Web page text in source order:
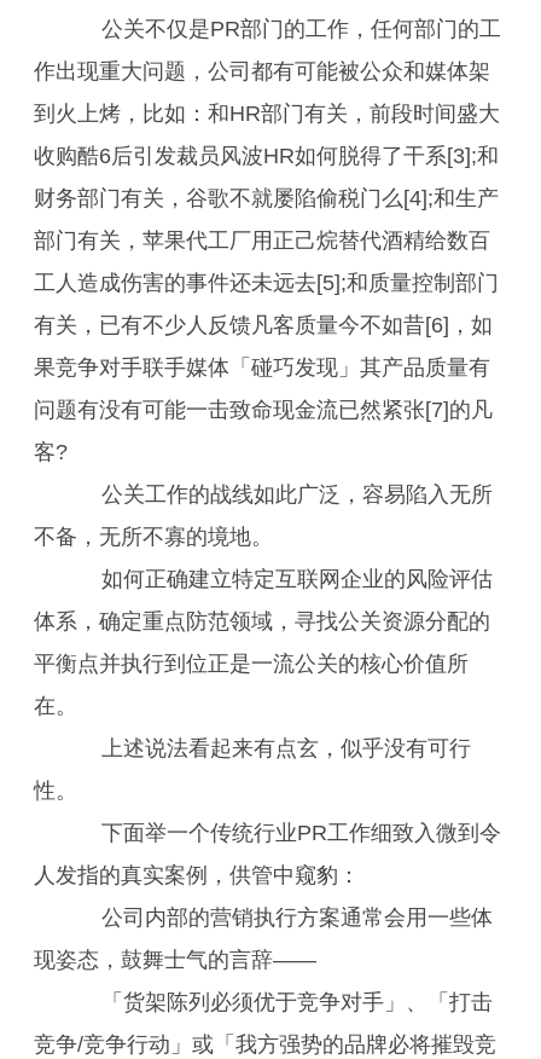
公关不仅是PR部门的工作，任何部门的工
作出现重大问题，公司都有可能被公众和媒体架
到火上烤，比如：和HR部门有关，前段时间盛大
收购酷6后引发裁员风波HR如何脱得了干系[3];和
财务部门有关，谷歌不就屡陷偷税门么[4];和生产
部门有关，苹果代工厂用正己烷替代酒精给数百
工人造成伤害的事件还未远去[5];和质量控制部门
有关，已有不少人反馈凡客质量今不如昔[6]，如
果竞争对手联手媒体「碰巧发现」其产品质量有
问题有没有可能一击致命现金流已然紧张[7]的凡
客?
公关工作的战线如此广泛，容易陷入无所
不备，无所不寡的境地。
如何正确建立特定互联网企业的风险评估
体系，确定重点防范领域，寻找公关资源分配的
平衡点并执行到位正是一流公关的核心价值所
在。
上述说法看起来有点玄，似乎没有可行
性。
下面举一个传统行业PR工作细致入微到令
人发指的真实案例，供管中窥豹：
公司内部的营销执行方案通常会用一些体
现姿态，鼓舞士气的言辞——
「货架陈列必须优于竞争对手」、「打击
竞争/竞争行动」或「我方强势的品牌必将摧毁竞